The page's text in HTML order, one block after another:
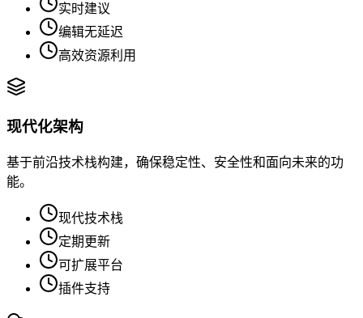
实时建议
编辑无延迟
高效资源利用
现代化架构
基于前沿技术栈构建，确保稳定性、安全性和面向未来的功
能。
现代技术栈
定期更新
可扩展平台
插件支持